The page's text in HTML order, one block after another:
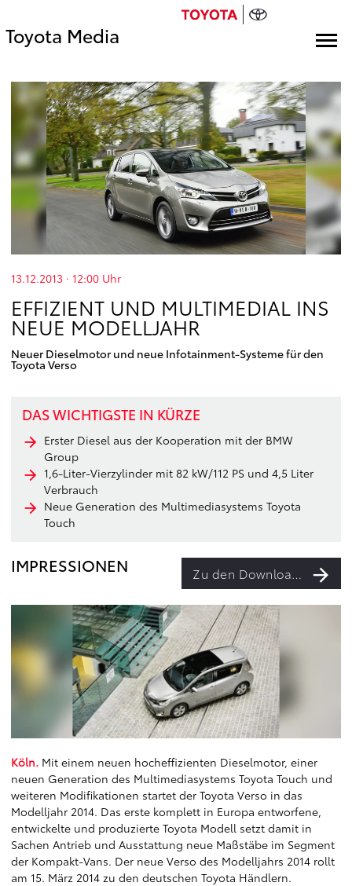
Toyota Media
13.12.2013 · 12:00 Uhr
EFFIZIENT UND MULTIMEDIAL INS
NEUE MODELLJAHR
Neuer Dieselmotor und neue Infotainment-Systeme für den
Toyota Verso
DAS WICHTIGSTE IN KÜRZE
Erster Diesel aus der Kooperation mit der BMW
Group
1,6-Liter-Vierzylinder mit 82 kW/112 PS und 4,5 Liter
Verbrauch
Neue Generation des Multimediasystems Toyota
Touch
IMPRESSIONEN Zu den Downloads
Köln. Mit einem neuen hocheffizienten Dieselmotor, einer
neuen Generation des Multimediasystems Toyota Touch und
weiteren Modifikationen startet der Toyota Verso in das
Modelljahr 2014. Das erste komplett in Europa entworfene,
entwickelte und produzierte Toyota Modell setzt damit in
Sachen Antrieb und Ausstattung neue Maßstäbe im Segment
der Kompakt-Vans. Der neue Verso des Modelljahrs 2014 rollt
am 15. März 2014 zu den deutschen Toyota Händlern.